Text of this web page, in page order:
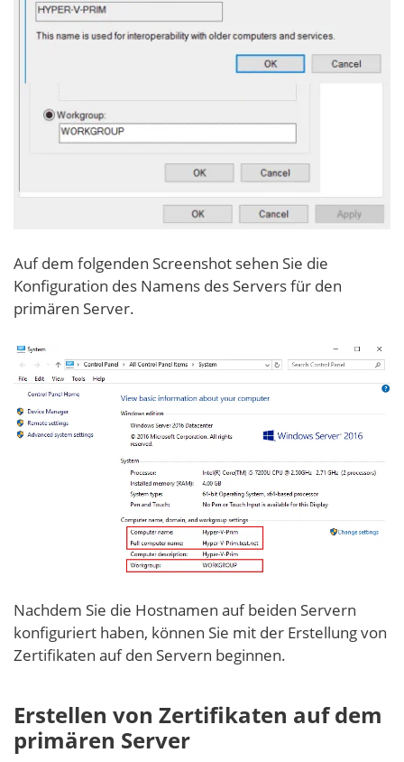
Auf dem folgenden Screenshot sehen Sie die
Konfiguration des Namens des Servers für den
primären Server.
Nachdem Sie die Hostnamen auf beiden Servern
konfiguriert haben, können Sie mit der Erstellung von
Zertifikaten auf den Servern beginnen.
Erstellen von Zertifikaten auf dem
primären Server